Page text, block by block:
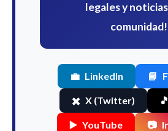
legales y
comunidad!
💼 LinkedIn 📘
✖️ X (Twitter) 🎵
▶️ YouTube 📷